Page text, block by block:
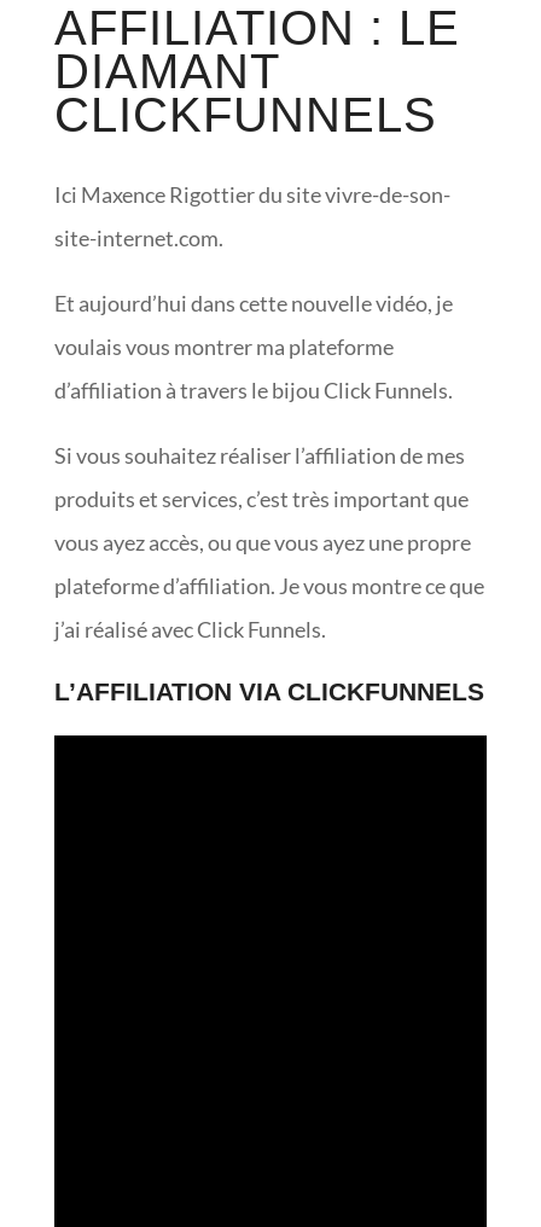
AFFILIATION : LE
DIAMANT
CLICKFUNNELS
Ici Maxence Rigottier du site vivre-de-son-
site-internet.com.
Et aujourd’hui dans cette nouvelle vidéo, je
voulais vous montrer ma plateforme
d’affiliation à travers le bijou Click Funnels.
Si vous souhaitez réaliser l’affiliation de mes
produits et services, c’est très important que
vous ayez accès, ou que vous ayez une propre
plateforme d’affiliation. Je vous montre ce que
j’ai réalisé avec Click Funnels.
L’AFFILIATION VIA CLICKFUNNELS